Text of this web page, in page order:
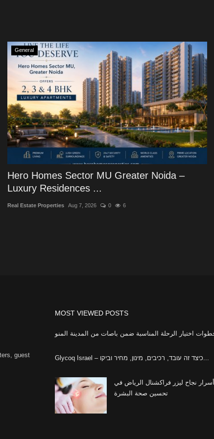
General
Hero Homes Sector MU Greater Noida –
Luxury Residences ...
Real Estate Properties Aug 7, 2026 0 6
guest
MOST VIEWED POSTS
Glycoq Israel – כיצד זה עובד, רכיבים, מינון, מחיר וביקו...
أسرار نجاح ليزر فراكشنال الرياض في
تحسين صحة البشرة